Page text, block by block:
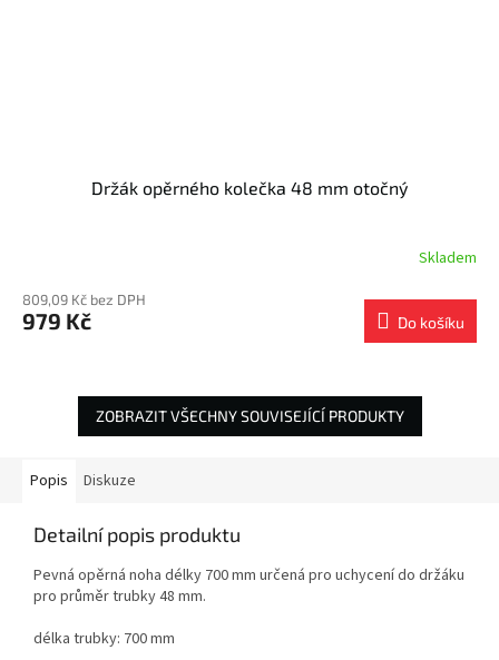
Držák opěrného kolečka 48 mm otočný
Skladem
809,09 Kč bez DPH
979 Kč Do košíku
ZOBRAZIT VŠECHNY SOUVISEJÍCÍ PRODUKTY
Popis Diskuze
Detailní popis produktu
Pevná opěrná noha délky 700 mm určená pro uchycení do držáku
pro průměr trubky 48 mm.
délka trubky: 700 mm